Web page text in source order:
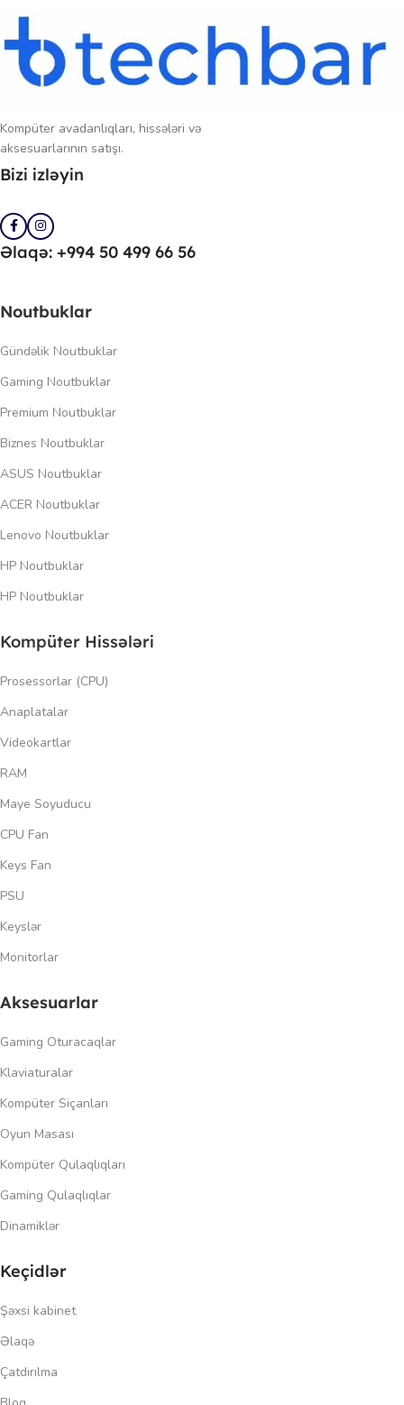
Kompüter avadanlıqları, hissələri və
aksesuarlarının satışı.
Bizi izləyin
Əlaqə: +994 50 499 66 56
Noutbuklar
Gündəlik Noutbuklar
Gaming Noutbuklar
Premium Noutbuklar
Biznes Noutbuklar
ASUS Noutbuklar
ACER Noutbuklar
Lenovo Noutbuklar
HP Noutbuklar
HP Noutbuklar
Kompüter Hissələri
Prosessorlar (CPU)
Anaplatalar
Videokartlar
RAM
Maye Soyuducu
CPU Fan
Keys Fan
PSU
Keyslər
Monitorlar
Aksesuarlar
Gaming Oturacaqlar
Klaviaturalar
Kompüter Siçanları
Oyun Masası
Kompüter Qulaqlıqları
Gaming Qulaqlıqlar
Dinamiklər
Keçidlər
Şəxsi kabinet
Əlaqə
Çatdırılma